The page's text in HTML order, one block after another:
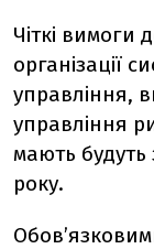
Чіткі вимоги
організації
управління,
управління
мають
року.